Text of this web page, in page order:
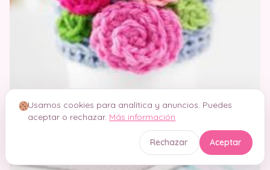
Usamos cookies para analítica y anuncios. Puedes
aceptar o rechazar. Más información
Rechazar Aceptar